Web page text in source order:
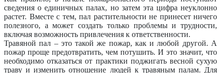
сведения о единичных палах, но затем эта цифра неуклонно
растет. Вместе с тем, пал растительности не принесет ничего
полезного, а может создать только проблемы и трудности,
включая возможность привлечения к ответственности.
Травяной пал – это такой же пожар, как и любой другой. А
пожар проще предотвратить, чем потушить. И это значит, что
необходимо отказаться от практики поджигать весной сухую
траву и изменить отношение людей к травяным палам. Для